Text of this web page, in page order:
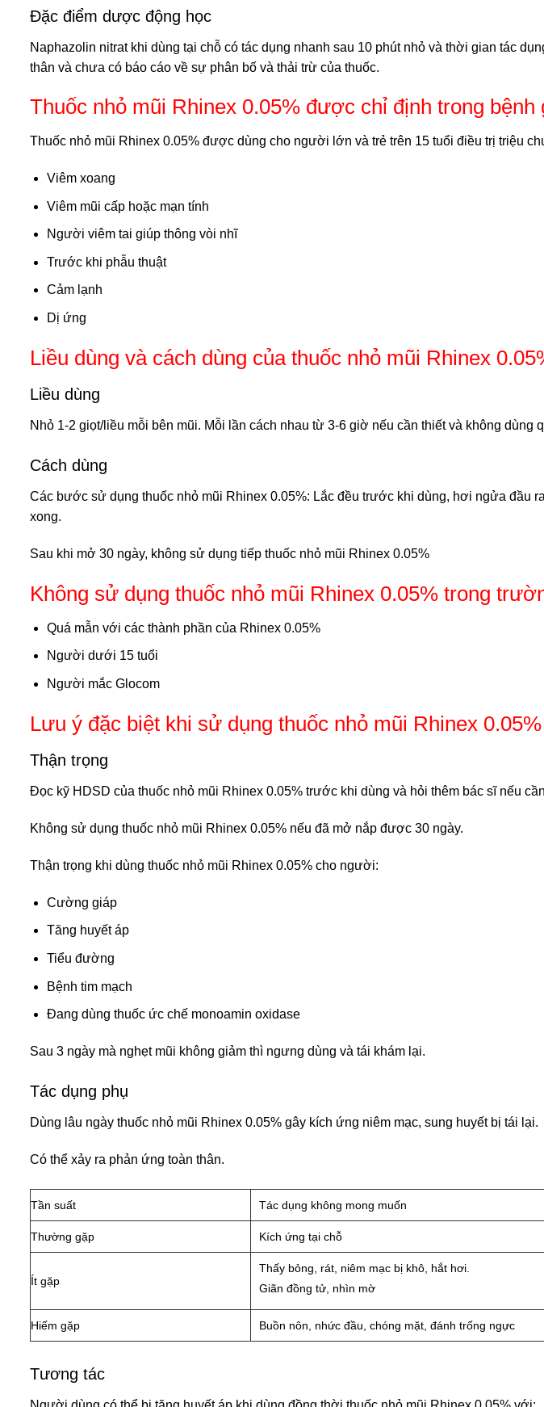
Đặc điểm dược động học
Naphazolin nitrat khi dùng tại chỗ có tác dụng nhanh sau 10 phút nhỏ và thời gian tác
thân và chưa có báo cáo về sự phân bố và thải trừ của thuốc.
Thuốc nhỏ mũi Rhinex 0.05% được chỉ định trong bệnh
Thuốc nhỏ mũi Rhinex 0.05% được dùng cho người lớn và trẻ trên 15 tuổi điều trị triệu
Viêm xoang
Viêm mũi cấp hoặc mạn tính
Người viêm tai giúp thông vòi nhĩ
Trước khi phẫu thuật
Cảm lạnh
Dị ứng
Liều dùng và cách dùng của thuốc nhỏ mũi Rhinex
Liều dùng
Nhỏ 1-2 giọt/liều mỗi bên mũi. Mỗi lần cách nhau từ 3-6 giờ nếu cần thiết và không dùng
Cách dùng
Các bước sử dụng thuốc nhỏ mũi Rhinex 0.05%: Lắc đều trước khi dùng, hơi ngửa đầu
xong.
Sau khi mở 30 ngày, không sử dụng tiếp thuốc nhỏ mũi Rhinex 0.05%
Không sử dụng thuốc nhỏ mũi Rhinex 0.05% trong
Quá mẫn với các thành phần của Rhinex 0.05%
Người dưới 15 tuổi
Người mắc Glocom
Lưu ý đặc biệt khi sử dụng thuốc nhỏ mũi Rhinex 0.05%
Thận trọng
Đọc kỹ HDSD của thuốc nhỏ mũi Rhinex 0.05% trước khi dùng và hỏi thêm bác sĩ nếu
Không sử dụng thuốc nhỏ mũi Rhinex 0.05% nếu đã mở nắp được 30 ngày.
Thận trọng khi dùng thuốc nhỏ mũi Rhinex 0.05% cho người:
Cường giáp
Tăng huyết áp
Tiểu đường
Bệnh tim mạch
Đang dùng thuốc ức chế monoamin oxidase
Sau 3 ngày mà nghẹt mũi không giảm thì ngưng dùng và tái khám lại.
Tác dụng phụ
Dùng lâu ngày thuốc nhỏ mũi Rhinex 0.05% gây kích ứng niêm mạc, sung huyết bị tái lại.
Có thể xảy ra phản ứng toàn thân.
Tần suất Tác dụng không mong muốn
Thường gặp Kích ứng tại chỗ
Ít gặp
Thấy bỏng, rát, niêm mạc bị khô, hắt hơi.
Giãn đồng tử, nhìn mờ
Hiếm gặp Buồn nôn, nhức đầu, chóng mặt, đánh trống ngực
Tương tác